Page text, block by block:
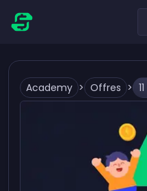
Academy > Offres >